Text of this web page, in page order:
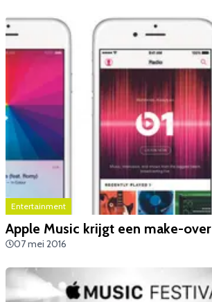
Entertainment
Apple Music krijgt een make-over
07 mei 2016